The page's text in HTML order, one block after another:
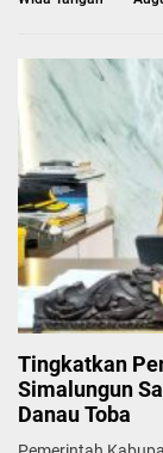
Tingkatkan
Simalungun
Danau Toba